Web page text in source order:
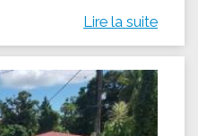
Lire la suite